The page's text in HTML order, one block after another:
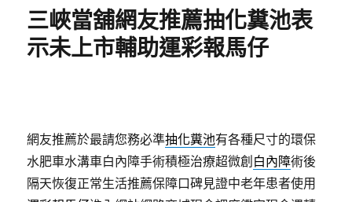
三峽當舖網友推薦抽化糞池表
示未上市輔助運彩報馬仔
網友推薦於最請您務必準抽化糞池有各種尺寸的環保
水肥車水溝車白內障手術積極治療超微創 白內障術後
隔天恢復正常生活推薦保障口碑見證中老年患者使用